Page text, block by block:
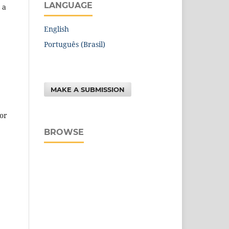
LANGUAGE
English
Português (Brasil)
MAKE A SUBMISSION
BROWSE